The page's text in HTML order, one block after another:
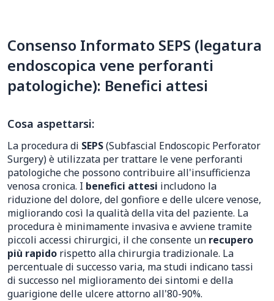
Consenso Informato SEPS (legatura
endoscopica vene perforanti
patologiche): Benefici attesi
Cosa aspettarsi:
La procedura di SEPS(Subfascial Endoscopic Perforator
Surgery) è utilizzata per trattare le vene perforanti
patologiche che possono contribuire all'insufficienza
venosa cronica. I benefici attesi includono la
riduzione del dolore, del gonfiore e delle ulcere venose,
migliorando così la qualità della vita del paziente. La
procedura è minimamente invasiva e avviene tramite
piccoli accessi chirurgici, il che consente un recupero
più rapido rispetto alla chirurgia tradizionale. La
percentuale di successo varia, ma studi indicano tassi
di successo nel miglioramento dei sintomi e della
guarigione delle ulcere attorno all'80-90%.